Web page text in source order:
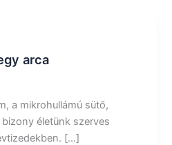
arca
a mikrohullámú sütő,
életünk szerves
[…]